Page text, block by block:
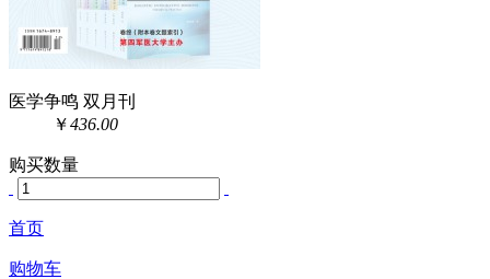
医学争鸣 双月刊
￥436.00
购买数量
首页
购物车